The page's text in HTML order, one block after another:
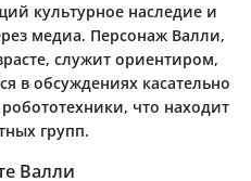
культурное наследие и
медиа. Персонаж Валли,
служит ориентиром,
в обсуждениях касательно
что находит
групп.
Валли